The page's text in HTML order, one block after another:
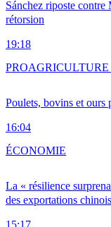
Sánchez riposte contre
rétorsion
19:18
Poulets, bovins et ours
16:04
PRO
La « résilience
des exportations
ÉCONOMIE